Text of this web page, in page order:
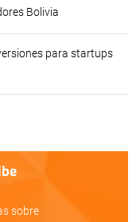
Bolivia
para startups
sobre